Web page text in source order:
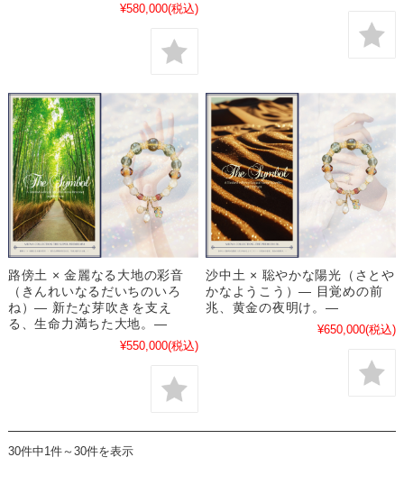
¥580,000(税込)
路傍土 × 金麗なる大地の彩音
（きんれいなるだいちのいろ
ね）― 新たな芽吹きを支え
る、生命力満ちた大地。―
¥550,000(税込)
沙中土 × 聡やかな陽光（さとや
かなようこう）― 目覚めの前
兆、黄金の夜明け。―
¥650,000(税込)
30件中1件～30件を表示